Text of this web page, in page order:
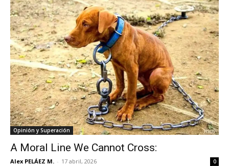
Opinión y Superación
A Moral Line We Cannot Cross:
Alex PELÁEZ M. - 17 abril, 2026 0